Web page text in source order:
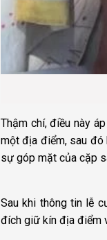
Thậm chí, điều này
một địa điểm, sau đó
sự góp mặt của cặp
Sau khi thông tin lễ
đích giữ kín địa điểm